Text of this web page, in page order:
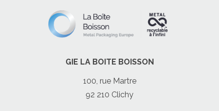
GIE LA BOITE BOISSON
100, rue Martre
92 210 Clichy